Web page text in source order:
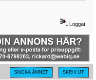
Loggat
SKICKA ÄMNET SKRIV UT